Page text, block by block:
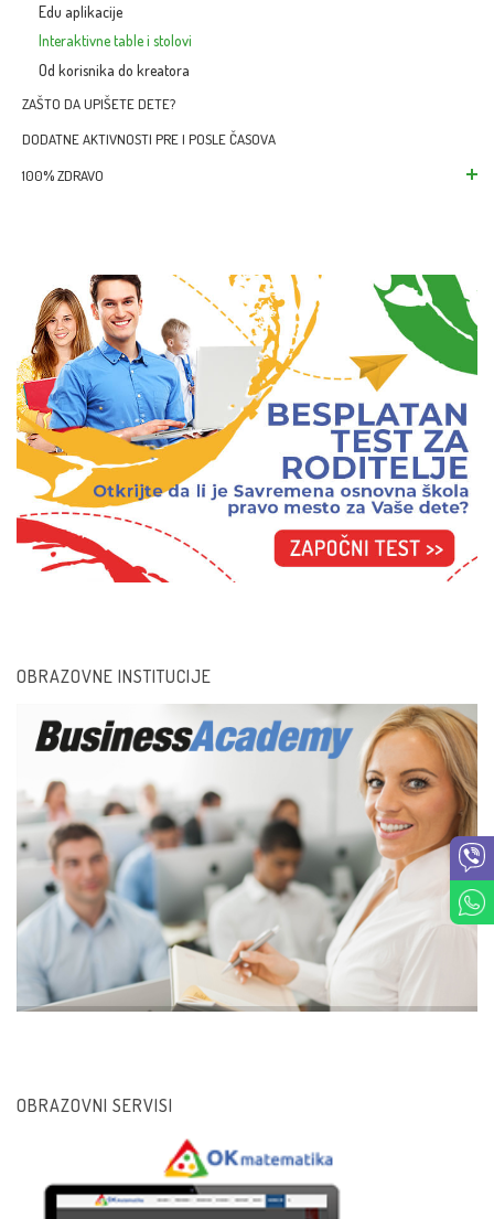
Edu aplikacije
Interaktivne table i stolovi
Od korisnika do kreatora
ZAŠTO DA UPIŠETE DETE?
DODATNE AKTIVNOSTI PRE I POSLE ČASOVA
100% ZDRAVO
Sport i fizička
Zdrave misli za
Zdrava budućnost
OBRAZOVNE INSTITUCIJE
OBRAZOVNI SERVISI